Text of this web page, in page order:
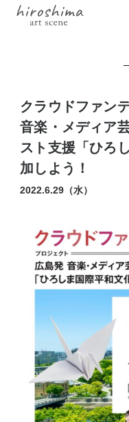
クラウドファン
音楽・メディア
スト支援「ひろ
加しよう！
2022.6.29（水）